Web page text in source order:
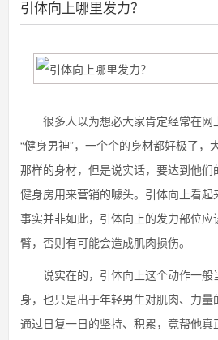
引体向上哪里发力？
很多人以为想必大家肯定经常在网上
“健身男神”，一个个的身材都好极了，
那样的身材，但是说实话，要达到他
健身房用来营销的噱头。引体向上看
事实并非如此，引体向上的发力部位
臂，否则有可能会造成肌肉损伤。
说实在的，引体向上这个动作一般
身，也只是出于年轻男生对肌肉、力
通过日复一日的坚持、积累，竟帮他真